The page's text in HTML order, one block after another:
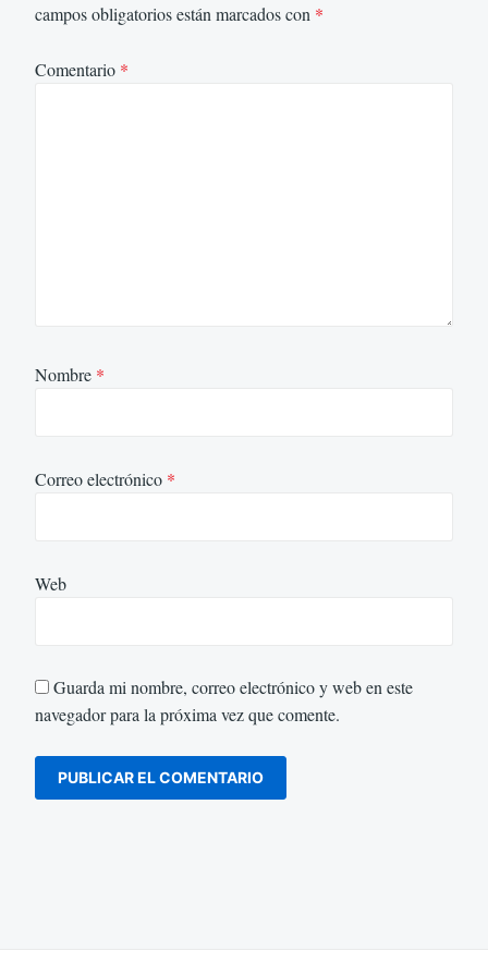
campos obligatorios están marcados con *
Comentario *
Nombre *
Correo electrónico *
Web
Guarda mi nombre, correo electrónico y web en este
navegador para la próxima vez que comente.